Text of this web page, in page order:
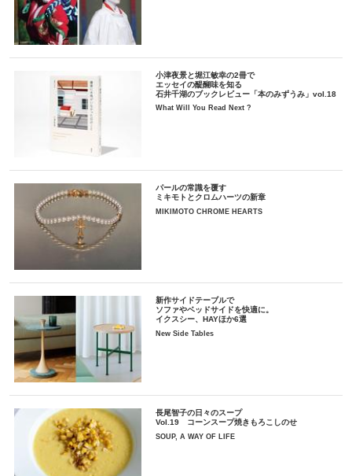
小津夜景と堀江敏幸の2冊で
エッセイの醍醐味を知る
石井千湖のブックレビュー「本のみずうみ」vol.18
What Will You Read Next ?
パールの常識を覆す
ミキモトとクロムハーツの新章
MIKIMOTO CHROME HEARTS
新作サイドテーブルで
ソファやベッドサイドを快適に。
イクスシー、HAYほか6選
New Side Tables
長尾智子の日々のスープ
Vol.19 コーンスープ焼きもろこしのせ
SOUP, A WAY OF LIFE